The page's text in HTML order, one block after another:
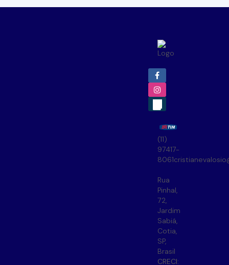
(11)
97417-
8061
Rua
Pinhal,
72,
Jardim
Sabiá,
Cotia,
SP,
Brasil
CRECI: